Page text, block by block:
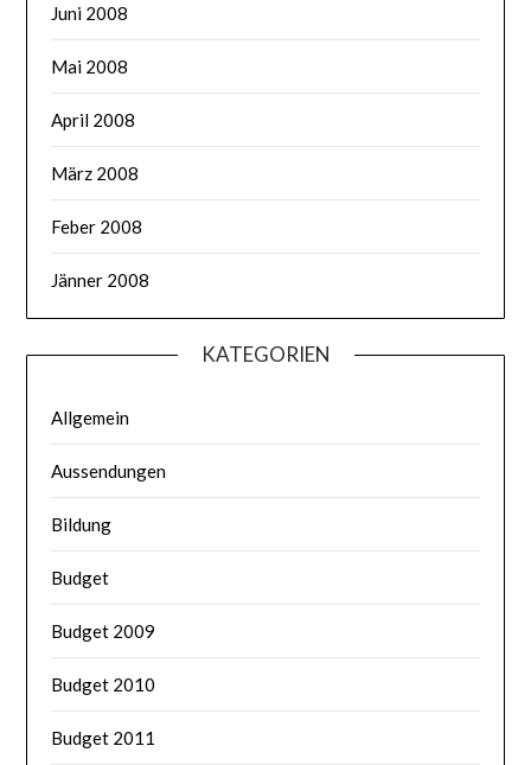
Juni 2008
Mai 2008
April 2008
März 2008
Feber 2008
Jänner 2008
KATEGORIEN
Allgemein
Aussendungen
Bildung
Budget
Budget 2009
Budget 2010
Budget 2011